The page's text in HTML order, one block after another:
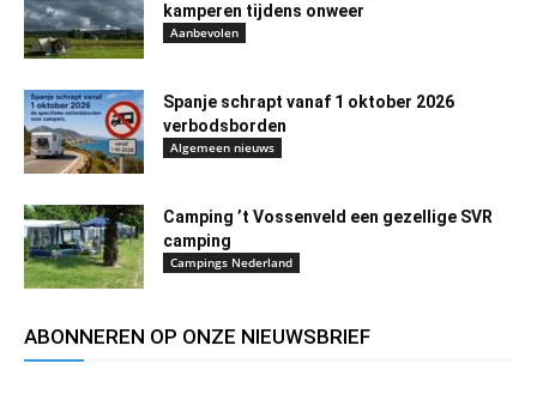
kamperen tijdens onweer
Aanbevolen
Spanje schrapt vanaf 1 oktober 2026
verbodsborden
Algemeen nieuws
Camping ’t Vossenveld een gezellige SVR
camping
Campings Nederland
ABONNEREN OP ONZE NIEUWSBRIEF